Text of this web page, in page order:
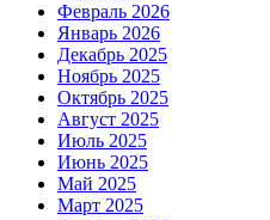
Февраль 2026
Январь 2026
Декабрь 2025
Ноябрь 2025
Октябрь 2025
Август 2025
Июль 2025
Июнь 2025
Май 2025
Март 2025